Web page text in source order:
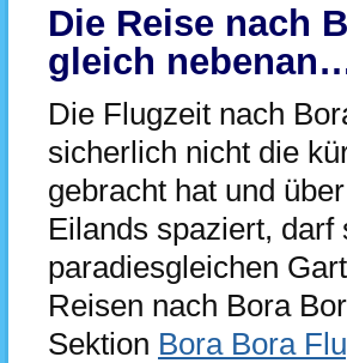
Die Reise nach
gleich
Die Flugzeit nach
sicherlich nicht die
gebracht hat und
Eilands spaziert,
paradiesgleichen
Reisen nach Bora
Sektion Bora Bora